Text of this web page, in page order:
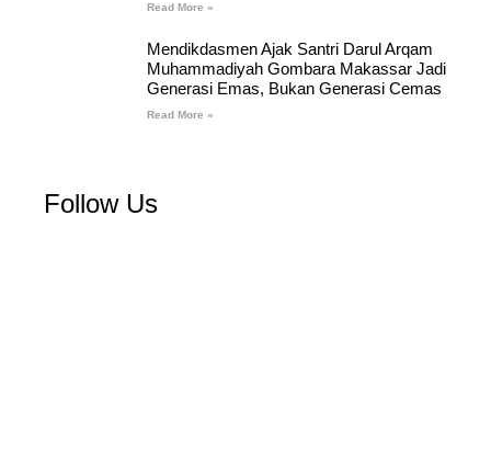
Read More »
Mendikdasmen Ajak Santri Darul Arqam
Muhammadiyah Gombara Makassar Jadi
Generasi Emas, Bukan Generasi Cemas
Read More »
Follow Us